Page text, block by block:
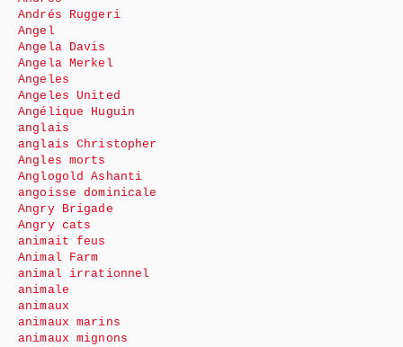
Andrés Ruggeri
Angel
Angela Davis
Angela Merkel
Angeles
Angeles United
Angélique Huguin
anglais
anglais Christopher
Angles morts
Anglogold Ashanti
angoisse dominicale
Angry Brigade
Angry cats
animait feus
Animal Farm
animal irrationnel
animale
animaux
animaux marins
animaux mignons